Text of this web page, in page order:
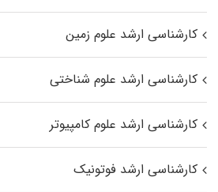
کارشناسی ارشد علوم زمین
کارشناسی ارشد علوم شناختی
کارشناسی ارشد علوم کامپیوتر
کارشناسی ارشد فوتونیک